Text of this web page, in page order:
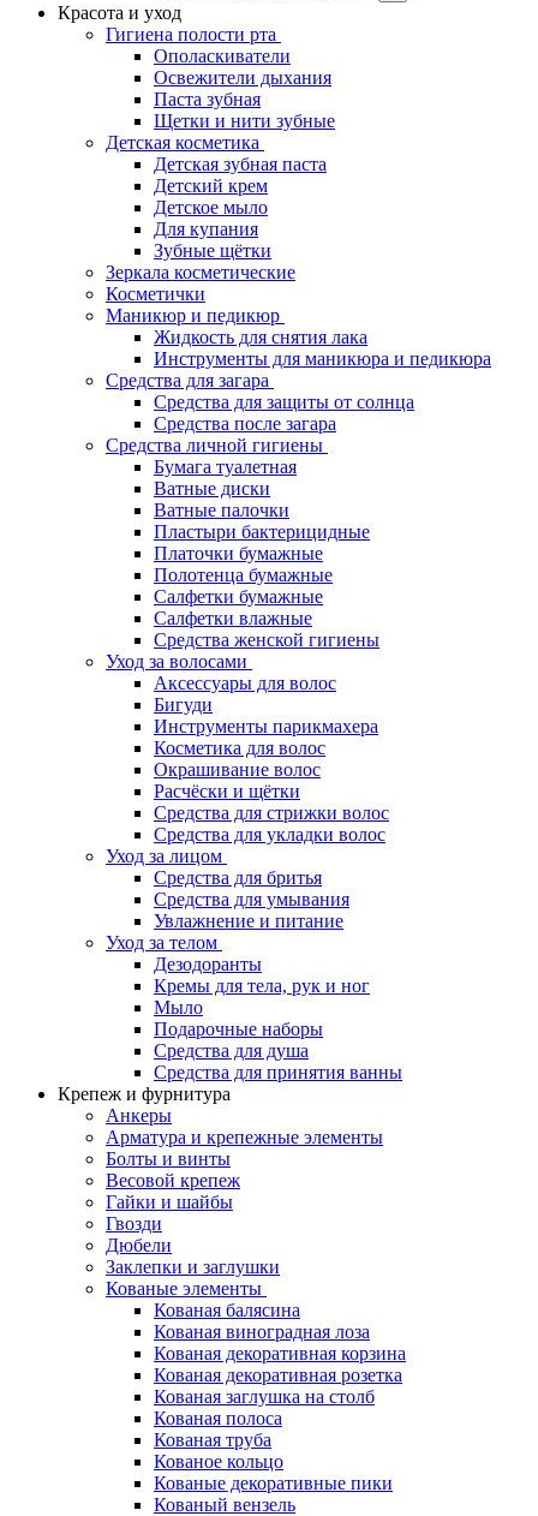
Красота и уход
Гигиена полости рта
Ополаскиватели
Освежители дыхания
Паста зубная
Щетки и нити зубные
Детская косметика
Детская зубная паста
Детский крем
Детское мыло
Для купания
Зубные щётки
Зеркала косметические
Косметички
Маникюр и педикюр
Жидкость для снятия лака
Инструменты для маникюра и педикюра
Средства для загара
Средства для защиты от солнца
Средства после загара
Средства личной гигиены
Бумага туалетная
Ватные диски
Ватные палочки
Пластыри бактерицидные
Платочки бумажные
Полотенца бумажные
Салфетки бумажные
Салфетки влажные
Средства женской гигиены
Уход за волосами
Аксессуары для волос
Бигуди
Инструменты парикмахера
Косметика для волос
Окрашивание волос
Расчёски и щётки
Средства для стрижки волос
Средства для укладки волос
Уход за лицом
Средства для бритья
Средства для умывания
Увлажнение и питание
Уход за телом
Дезодоранты
Кремы для тела, рук и ног
Мыло
Подарочные наборы
Средства для душа
Средства для принятия ванны
Крепеж и фурнитура
Анкеры
Арматура и крепежные элементы
Болты и винты
Весовой крепеж
Гайки и шайбы
Гвозди
Дюбели
Заклепки и заглушки
Кованые элементы
Кованая балясина
Кованая виноградная лоза
Кованая декоративная корзина
Кованая декоративная розетка
Кованая заглушка на столб
Кованая полоса
Кованая труба
Кованое кольцо
Кованые декоративные пики
Кованый вензель